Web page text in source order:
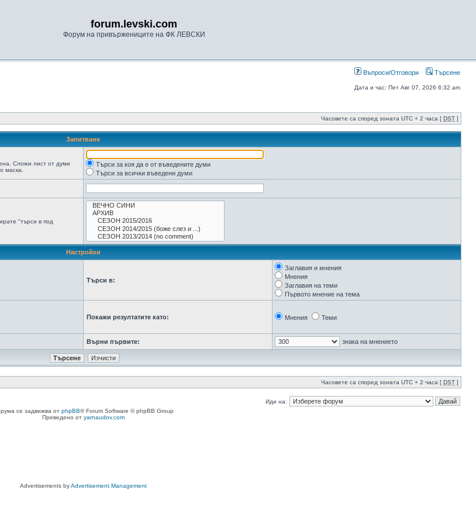
forum.levski.com
Форум на привържениците на ФК ЛЕВСКИ
Въпроси/Отговори Търсене
Дата и час: Пет Авг 07, 2026 6:32 am
Часовете са според зоната UTC + 2 часа [ DST ]
Запитване
Сложи лист от думи
маска.
Търси за коя да е от въведените думи
Търси за всички въведени думи
"търси в под
Настройки
Търси в:
Заглавия и мнения
Мнения
Заглавия на теми
Първото мнение на тема
Покажи резултатите като: Мнения Теми
Върни първите: знака на мнението
Часовете са според зоната UTC + 2 часа [ DST ]
Иди на:
се задвижва от phpBB® Forum Software © phpBB Group
Преведено от yarnaudov.com
Advertisements byAdvertisement Management